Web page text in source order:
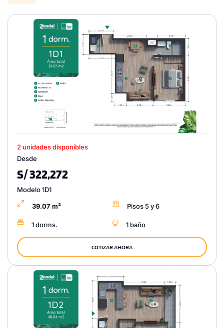
2 unidades disponibles
Desde
S/ 322,272
Modelo 1D1
39.07 m² Pisos 5 y 6
1 dorms. 1 baño
COTIZAR AHORA